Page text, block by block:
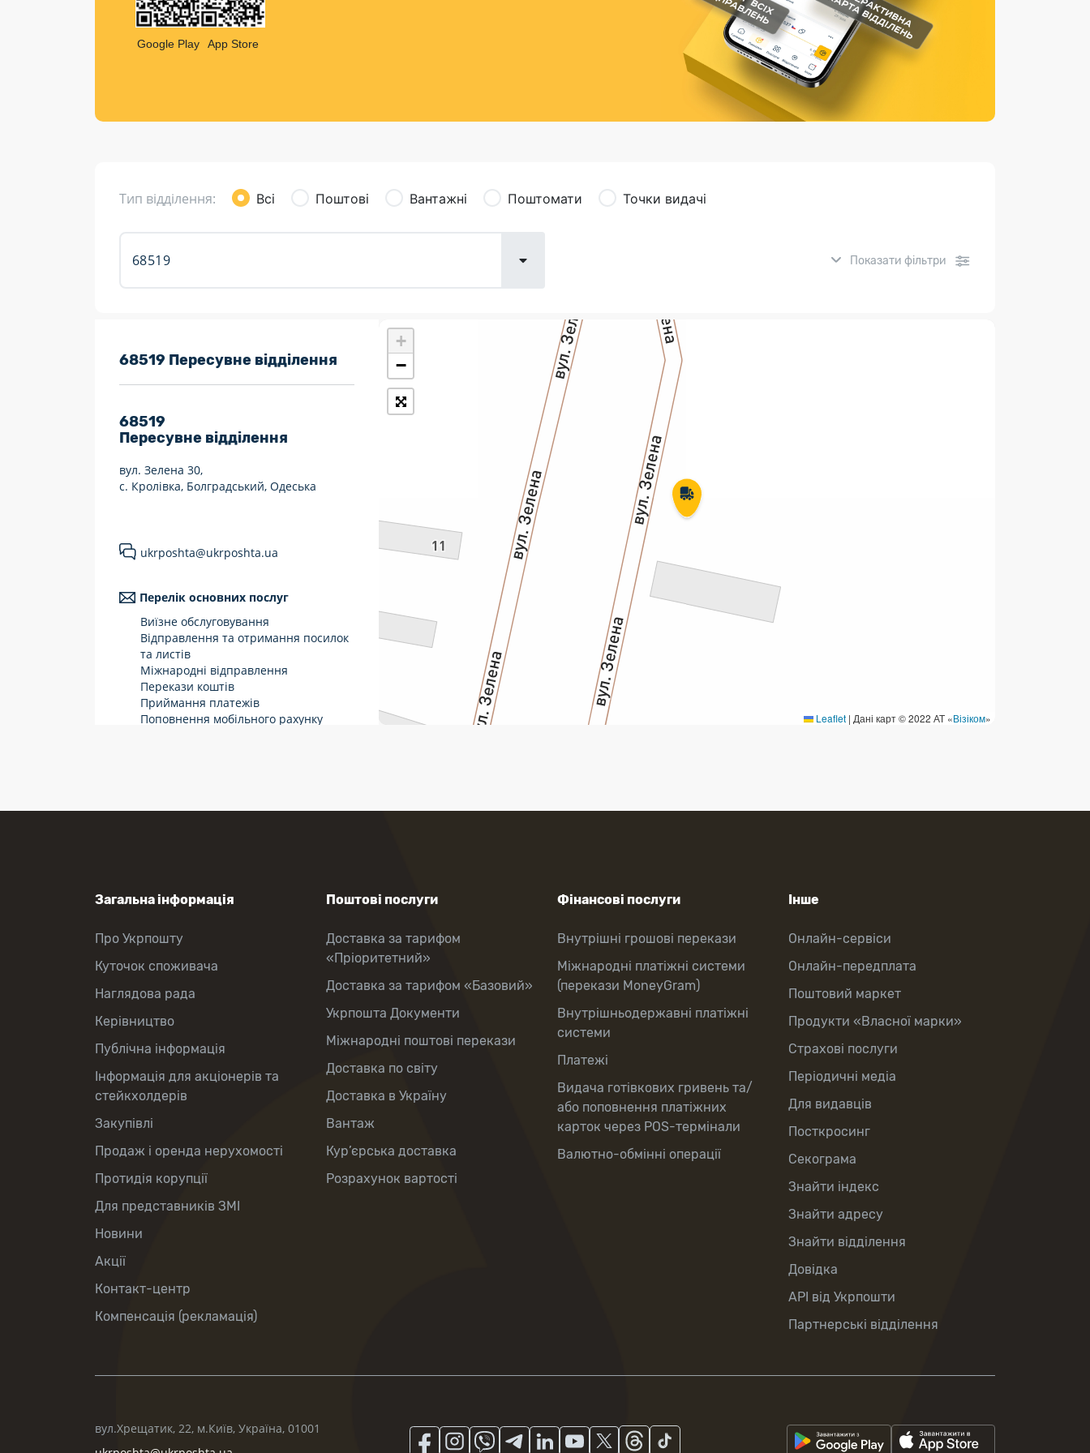
Листи та листівки
Кур’єрська доставка
Страхові послуги
Каталог «Укрпошта Маркет»
Google Play App Store
Тип відділення: Всі Поштові Вантажні Поштомати Точки видачі
Показати фільтри
7 днів на тиждень
Працюють після 19:00
Працюють у вихідні
Укрпошта Експрес/тариф
Укрпошта Стандарт/тариф «Базовий»
Доставка за межі України
Прийом вантажів
68519 Пересувне відділення
68519
Пересувне відділення
вул. Зелена 30,
с. Кролівка, Болградський, Одеська
ukrposhta@ukrposhta.ua
Перелік основних послуг
Виїзне обслуговування
Відправлення та отримання посилок
та листів
Міжнародні відправлення
Перекази коштів
Приймання платежів
Поповнення мобільного рахунку
+
−
Leaflet | Дані карт © 2022 АТ «Візіком»
Загальна інформація
Про Укрпошту
Куточок споживача
Наглядова рада
Керівництво
Публічна інформація
Інформація для акціонерів та
стейкхолдерів
Закупівлі
Продаж і оренда нерухомості
Протидія корупції
Для представників ЗМІ
Новини
Акції
Контакт-центр
Компенсація (рекламація)
Поштові послуги
Доставка за тарифом
«Пріоритетний»
Доставка за тарифом «Базовий»
Укрпошта Документи
Міжнародні поштові перекази
Доставка по світу
Доставка в Україну
Вантаж
Кур’єрська доставка
Розрахунок вартості
Фінансові послуги
Внутрішні грошові перекази
Міжнародні платіжні системи
(перекази MoneyGram)
Внутрішньодержавні платіжні
системи
Платежі
Видача готівкових гривень та/
або поповнення платіжних
карток через POS-термінали
Валютно-обмінні операції
Інше
Онлайн-сервіси
Онлайн-передплата
Поштовий маркет
Продукти «Власної марки»
Страхові послуги
Періодичні медіа
Для видавців
Посткросинг
Секограма
Знайти індекс
Знайти адресу
Знайти відділення
Довідка
API від Укрпошти
Партнерські відділення
вул.Хрещатик, 22, м.Київ, Україна, 01001